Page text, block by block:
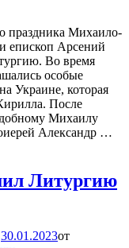
праздника Михаило-
епископ Арсений
Во время
особые
Украине, которая
После
Михаилу
Александр …
Литургию
30.01.2023от